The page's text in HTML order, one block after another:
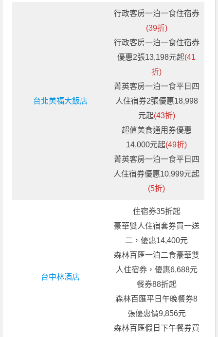
台北美福大飯店
行政客房一泊一食住宿券
(39折)
行政客房一泊一食住宿券
優惠2張13,198元起(41
折)
菁英客房一泊一食平日四
人住宿券2張優惠18,998
元起(43折)
超值美食通用券優惠
14,000元起(49折)
菁英客房一泊一食平日四
人住宿券優惠10,999元起
(5折)
台中林酒店
住宿券35折起
豪華雙人住宿套券買一送
二，優惠14,400元
森林百匯一泊二食豪華雙
人住宿券，優惠6,688元
餐券88折起
森林百匯平日午晚餐券8
張優惠價9,856元
森林百匯假日下午餐券買